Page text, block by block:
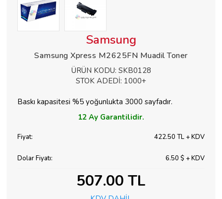
Samsung
Samsung Xpress M2625FN Muadil Toner
ÜRÜN KODU: SKB0128
STOK ADEDİ: 1000+
Baskı kapasitesi %5 yoğunlukta 3000 sayfadır.
12 Ay Garantilidir.
Fiyat: 422.50 TL + KDV
Dolar Fiyatı: 6.50 $ + KDV
507.00 TL